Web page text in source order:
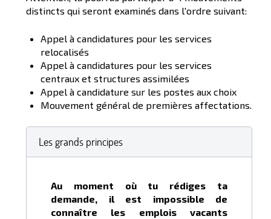
distincts qui seront examinés dans l'ordre suivant:
Appel à candidatures pour les services
relocalisés
Appel à candidatures pour les services
centraux et structures assimilées
Appel à candidature sur les postes aux choix
Mouvement général de premières affectations.
Les grands principes
Au moment où tu rédiges ta
demande, il est impossible de
connaître les emplois vacants